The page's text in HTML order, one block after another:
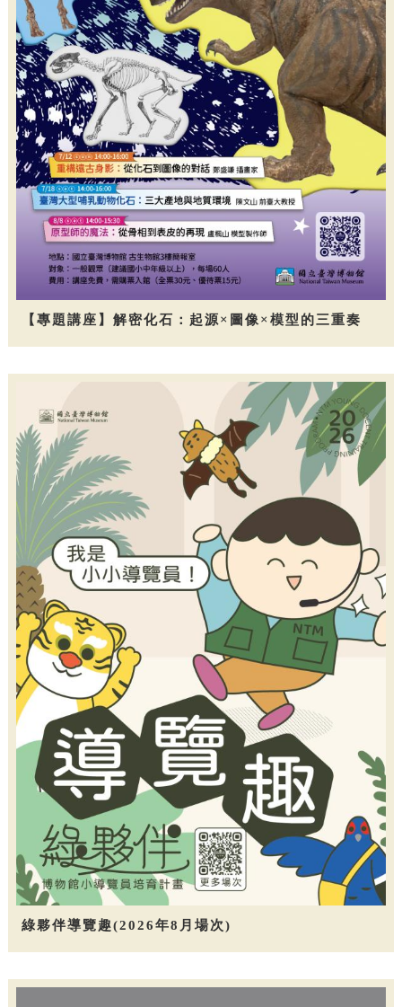
【專題講座】解密化石：起源×圖像×模型的三重奏
綠夥伴導覽趣(2026年8月場次)